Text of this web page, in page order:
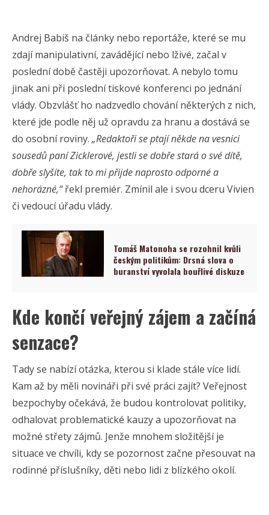
Andrej Babiš na články nebo reportáže, které se mu
zdají manipulativní, zavádějící nebo lživé, začal v
poslední době častěji upozorňovat. A nebylo tomu
jinak ani při poslední tiskové konferenci po jednání
vlády. Obzvlášť ho nadzvedlo chování některých z nich,
které jde podle něj už opravdu za hranu a dostává se
do osobní roviny.„Redaktoři se ptají někde na vesnici
sousedů paní Zicklerové, jestli se dobře stará o své dítě,
dobře slyšíte, tak to mi přijde naprosto odporné a
nehorázné,“řekl premiér. Zmínil ale i svou dceru Vivien
či vedoucí úřadu vlády.
Tomáš Matonoha se rozohnil kvůli
českým politikům: Drsná slova o
buranství vyvolala bouřlivé diskuze
Kde končí veřejný zájem a začíná
senzace?
Tady se nabízí otázka, kterou si klade stále více lidí.
Kam až by měli novináři při své práci zajít? Veřejnost
bezpochyby očekává, že budou kontrolovat politiky,
odhalovat problematické kauzy a upozorňovat na
možné střety zájmů. Jenže mnohem složitější je
situace ve chvíli, kdy se pozornost začne přesouvat na
rodinné příslušníky, děti nebo lidi z blízkého okolí.